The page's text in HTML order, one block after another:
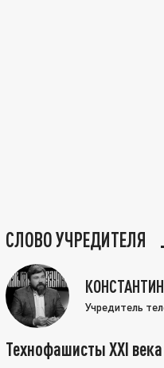
СЛОВО УЧРЕДИТЕЛЯ
Учредитель
Технофашисты XXI века